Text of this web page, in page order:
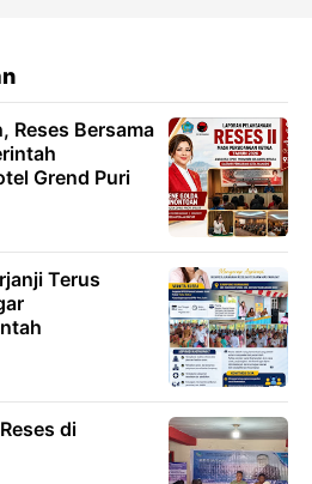
Reses Bersama
Grend Puri
Terus
di